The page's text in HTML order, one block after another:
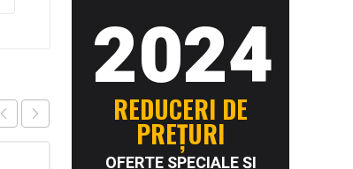
2024
REDUCERI DE
PREȚURI
OFERTE SPECIALE ȘI